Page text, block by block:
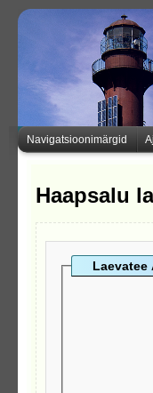
Navigatsioonimärgid
Haapsalu
Laevatee